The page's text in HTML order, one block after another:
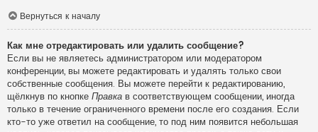
Вернуться к началу
Как мне отредактировать или удалить сообщение?
Если вы не являетесь администратором или модератором
конференции, вы можете редактировать и удалять только свои
собственные сообщения. Вы можете перейти к редактированию,
щёлкнув по кнопке Правка в соответствующем сообщении, иногда
только в течение ограниченного времени после его создания. Если
кто-то уже ответил на сообщение, то под ним появится небольшая